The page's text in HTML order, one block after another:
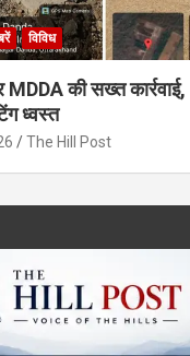
विविध
MDDA की सख्त
ध्वस्त
The Hill Post